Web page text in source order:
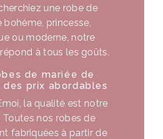
une robe de
bohème, princesse,
ou moderne, notre
à tous les goûts.
de mariée de
prix abordables
la qualité est notre
Toutes nos robes de
fabriquées à partir de